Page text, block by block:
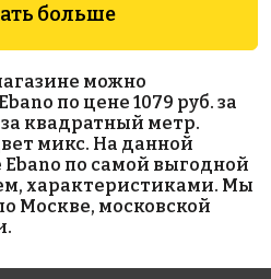
AKE046
Испания
313x495
больше
можно
по цене 1079 руб. за
за квадратный метр.
микс. На данной
по самой выгодной
характеристиками. Мы
Москве, московской